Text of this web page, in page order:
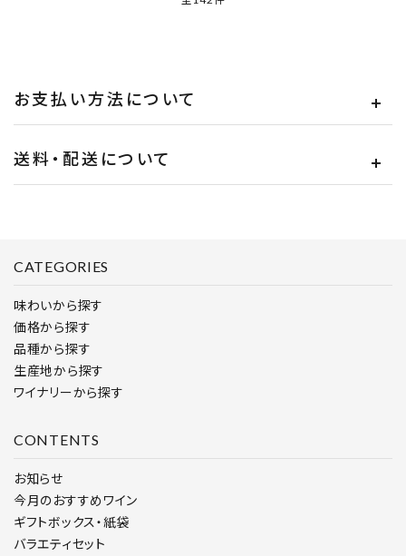
お支払い方法について
送料・配送について
CATEGORIES
味わいから探す
価格から探す
品種から探す
生産地から探す
ワイナリーから探す
CONTENTS
お知らせ
今月のおすすめワイン
ギフトボックス・紙袋
バラエティセット